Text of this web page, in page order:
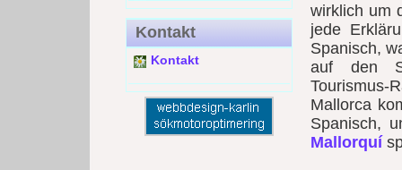
Kontakt
Kontakt
wirklich um
jede
Spanisch,
auf den
Tourismus-
Mallorca
Spanisch,
Mallorquí